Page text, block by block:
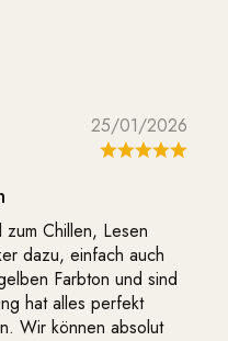
25/01/2026
Chillen, Lesen
dazu, einfach auch
Farbton und sind
hat alles perfekt
Wir können absolut